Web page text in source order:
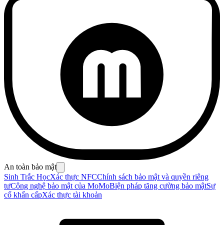
An toàn bảo mật
Sinh Trắc HọcXác thực NFCChính sách bảo mật và quyền riêng
tưCông nghệ bảo mật của MoMoBiện pháp tăng cường bảo mậtSự
cố khẩn cấpXác thực tài khoản